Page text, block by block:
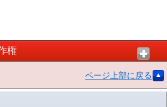
権
ページ上部に戻る